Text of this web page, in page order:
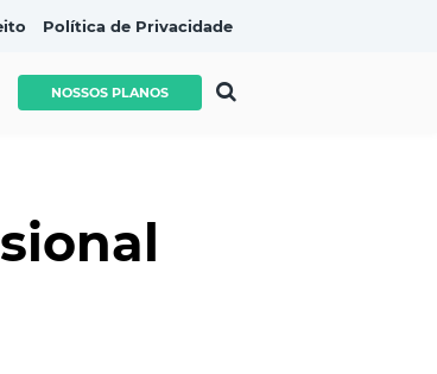
Política de Privacidade
NOSSOS PLANOS